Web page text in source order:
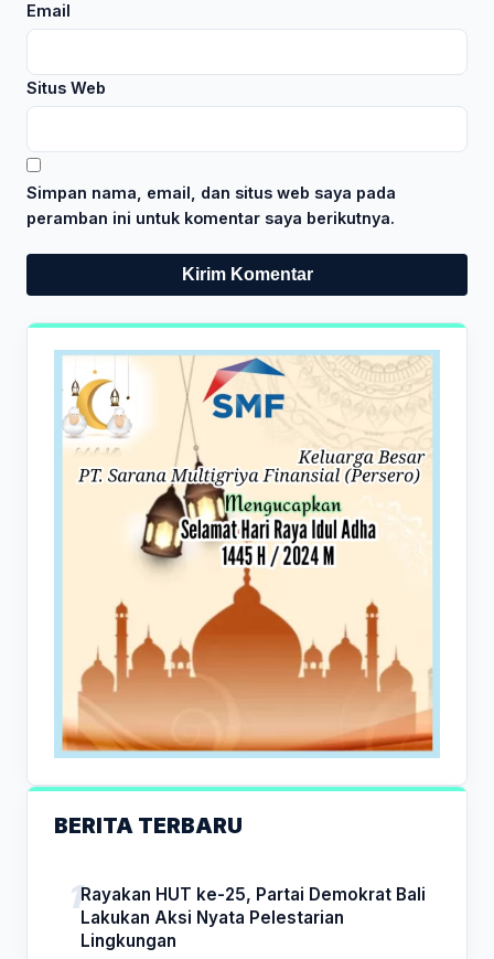
Email
Situs Web
Simpan nama, email, dan situs web saya pada
peramban ini untuk komentar saya berikutnya.
BERITA TERBARU
Rayakan HUT ke-25, Partai Demokrat Bali
Lakukan Aksi Nyata Pelestarian
Lingkungan